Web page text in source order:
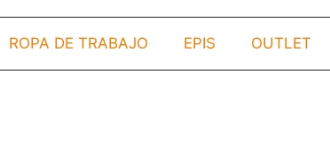
ROPA DE TRABAJO EPIS OUTLET